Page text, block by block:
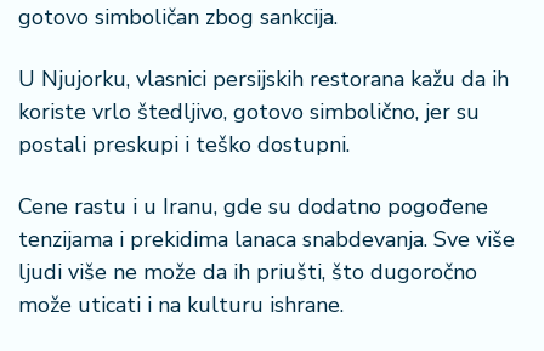
gotovo simboličan zbog sankcija.
U Njujorku, vlasnici persijskih restorana kažu da ih
koriste vrlo štedljivo, gotovo simbolično, jer su
postali preskupi i teško dostupni.
Cene rastu i u Iranu, gde su dodatno pogođene
tenzijama i prekidima lanaca snabdevanja. Sve više
ljudi više ne može da ih priušti, što dugoročno
može uticati i na kulturu ishrane.